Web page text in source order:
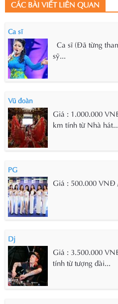
CÁC BÀI VIẾT LIÊN QUAN
Ca sĩ
Ca sĩ (Đã từng
sỹ...
Vũ đoàn
Giá : 1.000.000
km tính từ Nhà hát...
PG
Giá : 500.000 VNĐ
Dj
Giá : 3.500.000
tính từ tượng đài...